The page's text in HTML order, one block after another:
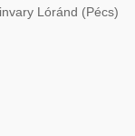
Lóránd (Pécs)